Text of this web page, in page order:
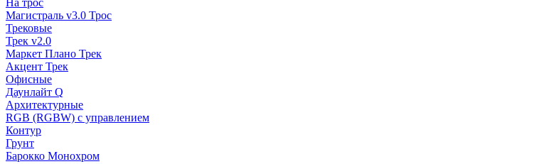
На трос
Магистраль v3.0 Трос
Трековые
Трек v2.0
Маркет Плано Трек
Акцент Трек
Офисные
Даунлайт Q
Архитектурные
RGB (RGBW) с управлением
Контур
Грунт
Барокко Монохром